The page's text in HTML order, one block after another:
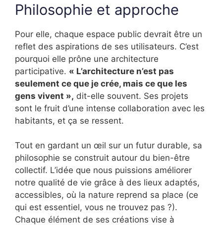
Philosophie et approche
Pour elle, chaque espace public devrait être un
reflet des aspirations de ses utilisateurs. C’est
pourquoi elle prône une architecture
participative. « L’architecture n’est pas
seulement ce que je crée, mais ce que les
gens vivent », dit-elle souvent. Ses projets
sont le fruit d’une intense collaboration avec les
habitants, et ça se ressent.
Tout en gardant un œil sur un futur durable, sa
philosophie se construit autour du bien-être
collectif. L’idée que nous puissions améliorer
notre qualité de vie grâce à des lieux adaptés,
accessibles, où la nature reprend sa place (ce
qui est essentiel, vous ne trouvez pas ?).
Chaque élément de ses créations vise à